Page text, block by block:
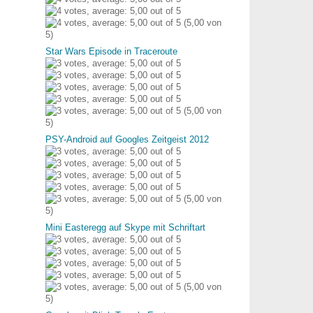
(5,00 von
5)
Star Wars Episode in Traceroute
(5,00 von
5)
PSY-Android auf Googles Zeitgeist 2012
(5,00 von
5)
Mini Easteregg auf Skype mit Schriftart
(5,00 von
5)